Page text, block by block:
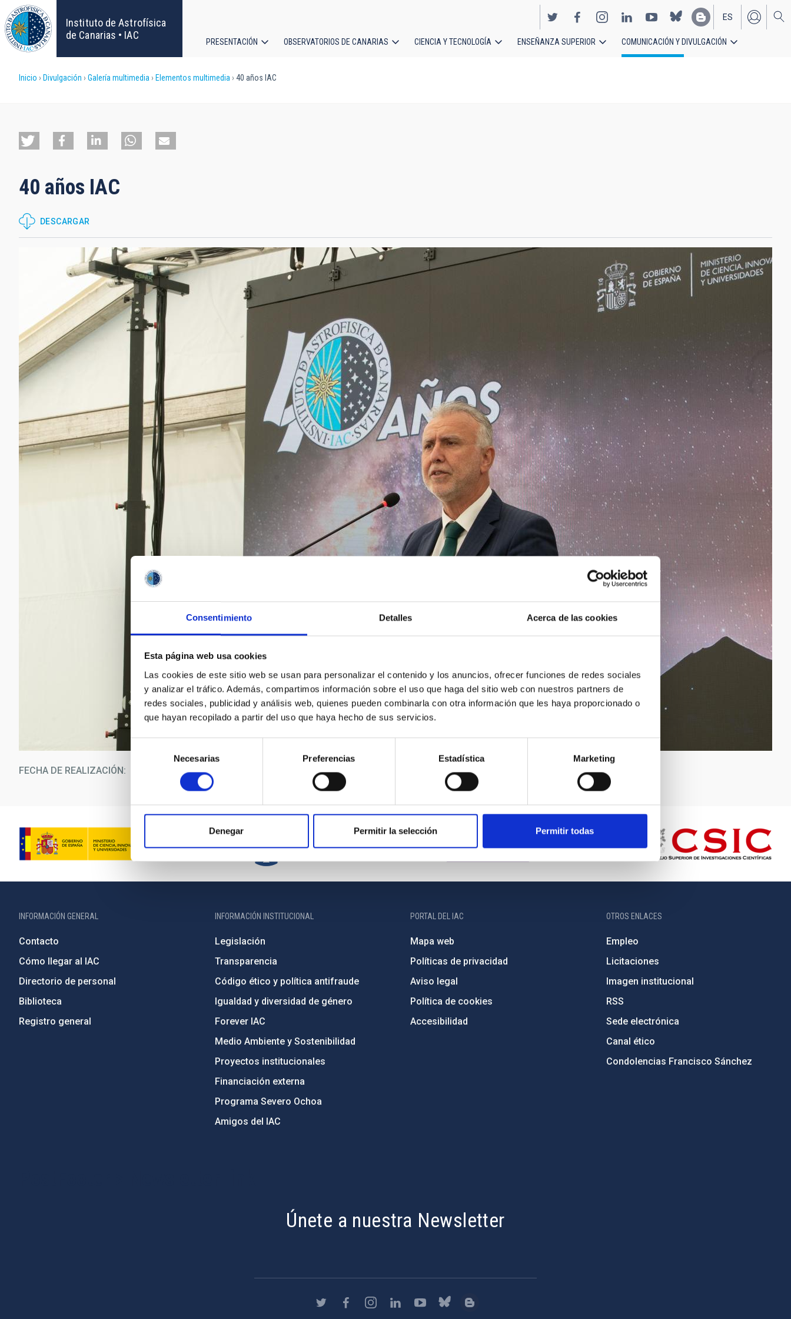
Consentimiento Detalles Acerca de las cookies
Esta página web usa cookies
Las cookies de este sitio web se usan para personalizar el contenido y los anuncios, ofrecer funciones de redes sociales
y analizar el tráfico. Además, compartimos información sobre el uso que haga del sitio web con nuestros partners de
redes sociales, publicidad y análisis web, quienes pueden combinarla con otra información que les haya proporcionado o
que hayan recopilado a partir del uso que haya hecho de sus servicios.
consentimiento
Necesarias Preferencias Estadística Marketing
Denegar Permitir la selección Permitir todas
Pasar
al
contenido
principal
Instituto de Astrofísica
de Canarias • IAC
EN
ES
PRESENTACIÓN OBSERVATORIOS DE CANARIAS CIENCIA Y TECNOLOGÍA ENSEÑANZA SUPERIOR COMUNICACIÓN Y DIVULGACIÓN
Sobrescribir
de
a
la
navegación
Inicio Divulgación Galería multimedia Elementos multimedia 40 años IAC
40 años IAC
DESCARGAR
FECHA DE REALIZACIÓN
INFORMACIÓN GENERAL
Contacto
Cómo llegar al IAC
Directorio de personal
Biblioteca
Registro general
INFORMACIÓN INSTITUCIONAL
Legislación
Transparencia
Código ético y política antifraude
Igualdad y diversidad de género
Forever IAC
Medio Ambiente y Sostenibilidad
Proyectos institucionales
Financiación externa
Programa Severo Ochoa
Amigos del IAC
PORTAL DEL IAC
Mapa web
Políticas de privacidad
Aviso legal
Política de cookies
Accesibilidad
OTROS ENLACES
Empleo
Licitaciones
Imagen institucional
RSS
Sede electrónica
Canal ético
Condolencias Francisco Sánchez
Únete a nuestra Newsletter